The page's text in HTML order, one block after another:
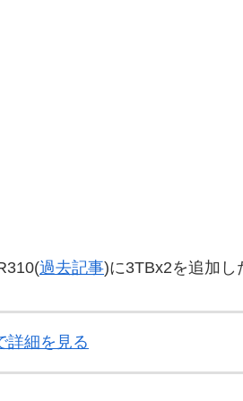
過去記事)に3TBx2を追加し
詳細を見る